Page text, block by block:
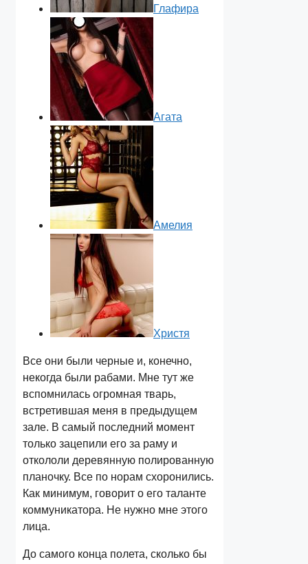
Глафира
Агата
Амелия
Христя
Все они были черные и, конечно,
некогда были рабами. Мне тут же
вспомнилась огромная тварь,
встретившая меня в предыдущем
зале. В самый последний момент
только зацепили его за раму и
откололи деревянную полированную
планочку. Все по норам схоронились.
Как минимум, говорит о его таланте
коммуникатора. Не нужно мне этого
лица.
До самого конца полета, сколько бы